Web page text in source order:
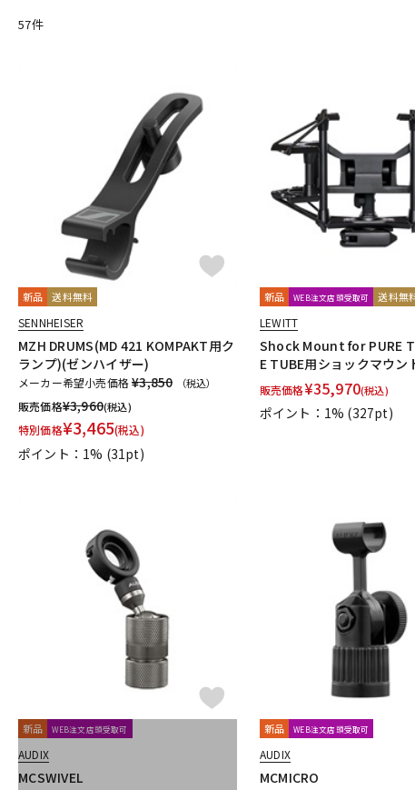
Electro Harmonix
GATOR GATOR Frameworks
Heritage Audio HUMPBACK ENGINEERING IGS
K.W.S KAKASHI Professional Stands
Lauten Audio LEWITT LOJECT maag
Millennia
MINI-SONEX MOGAMI Mojave Audio
Noah’sark
Nothing OLLO AUDIO
Palmer PEAVEY Peluso PhoenixAudio
Providence
Purple audio QUIK
Roswell Pro Audio
RUPERT NEVE DESIGNS
Shadow Hills Industries
SHINYA’S STUDIO SHIZUKA
STEDMAN
Steven Slate Audio Superlux SUZUKI Sym・
T-Z
TAKACHI TAMA TASCAM tc electronic TC
TRIAL
Triprop TUBE-TECH
VELCRO(R) Brand
57件
新品 送料無料
SENNHEISER
MZH DRUMS(MD 421 KOMPAKT用ク
ランプ)(ゼンハイザー)
メーカー希望小売価格¥3,850 （税込）
販売価格¥3,960(税込)
特別価格¥3,465(税込)
ポイント：1% (31pt)
新品 WEB注文店頭受取可 送料無
LEWITT
Shock Mount for PURE
E TUBE用ショックマウン
販売価格¥35,970(税込)
ポイント：1% (327pt)
新品 WEB注文店頭受取可
AUDIX
MCSWIVEL
新品 WEB注文店頭受取可
AUDIX
MCMICRO